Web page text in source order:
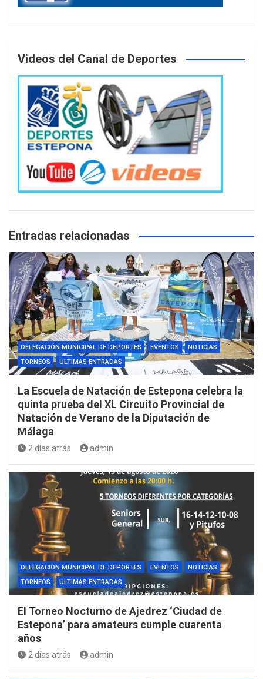
Videos del Canal de Deportes
Entradas relacionadas
DELEGACIÓN MUNICIPAL DE DEPORTES EVENTOS
NOTICIAS
TORNEOS
ULTIMAS ENTRADAS
La Escuela de Natación de Estepona celebra la
quinta prueba del XL Circuito Provincial de
Natación de Verano de la Diputación de
Málaga
2 días atrás admin
DELEGACIÓN MUNICIPAL DE DEPORTES EVENTOS
NOTICIAS
TORNEOS
ULTIMAS ENTRADAS
El Torneo Nocturno de Ajedrez ‘Ciudad de
Estepona’ para amateurs cumple cuarenta
años
2 días atrás admin